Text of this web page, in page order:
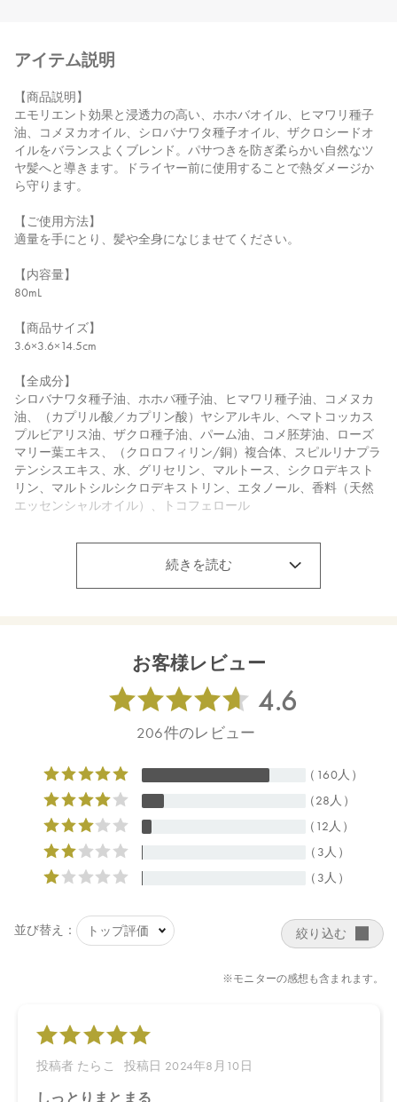
アイテム説明
【商品説明】
エモリエント効果と浸透力の高い、ホホバオイル、ヒマワリ種子
油、コメヌカオイル、シロバナワタ種子オイル、ザクロシードオ
イルをバランスよくブレンド。パサつきを防ぎ柔らかい自然なツ
ヤ髪へと導きます。ドライヤー前に使用することで熱ダメージか
ら守ります。
【ご使用方法】
適量を手にとり、髪や全身になじませてください。
【内容量】
80mL
【商品サイズ】
3.6×3.6×14.5cm
【全成分】
シロバナワタ種子油、ホホバ種子油、ヒマワリ種子油、コメヌカ
油、（カプリル酸／カプリン酸）ヤシアルキル、ヘマトコッカス
プルビアリス油、ザクロ種子油、パーム油、コメ胚芽油、ローズ
マリー葉エキス、（クロロフィリン/銅）複合体、スピルリナプラ
テンシスエキス、水、グリセリン、マルトース、シクロデキスト
リン、マルトシルシクロデキストリン、エタノール、香料（天然
エッセンシャルオイル）、トコフェロール
※通常はご注文より１～３営業日での発送となります。
商品によっては、お届けまで１～２週間かかる場合がございます
ので予めご了承ください。
●パッケージはリニューアル等の理由により、写真と異なる場合が
●パッケージのリニューアル等の理由により、成分・処方が記載と
異なる場合がございます。
●予告なくパッケージ仕様が変更になる場合がございます。
【定期便をご利用の方へ】
●定期便のスキップ・解約は2回目のお届け以降可能となります。2
回目のお届けが完了するまでスキップ・解約は不可となります。
約は不可となります。
●定期便ご購入の前に注意事項 を必ずお読みください。
続きを読む
お客様レビュー